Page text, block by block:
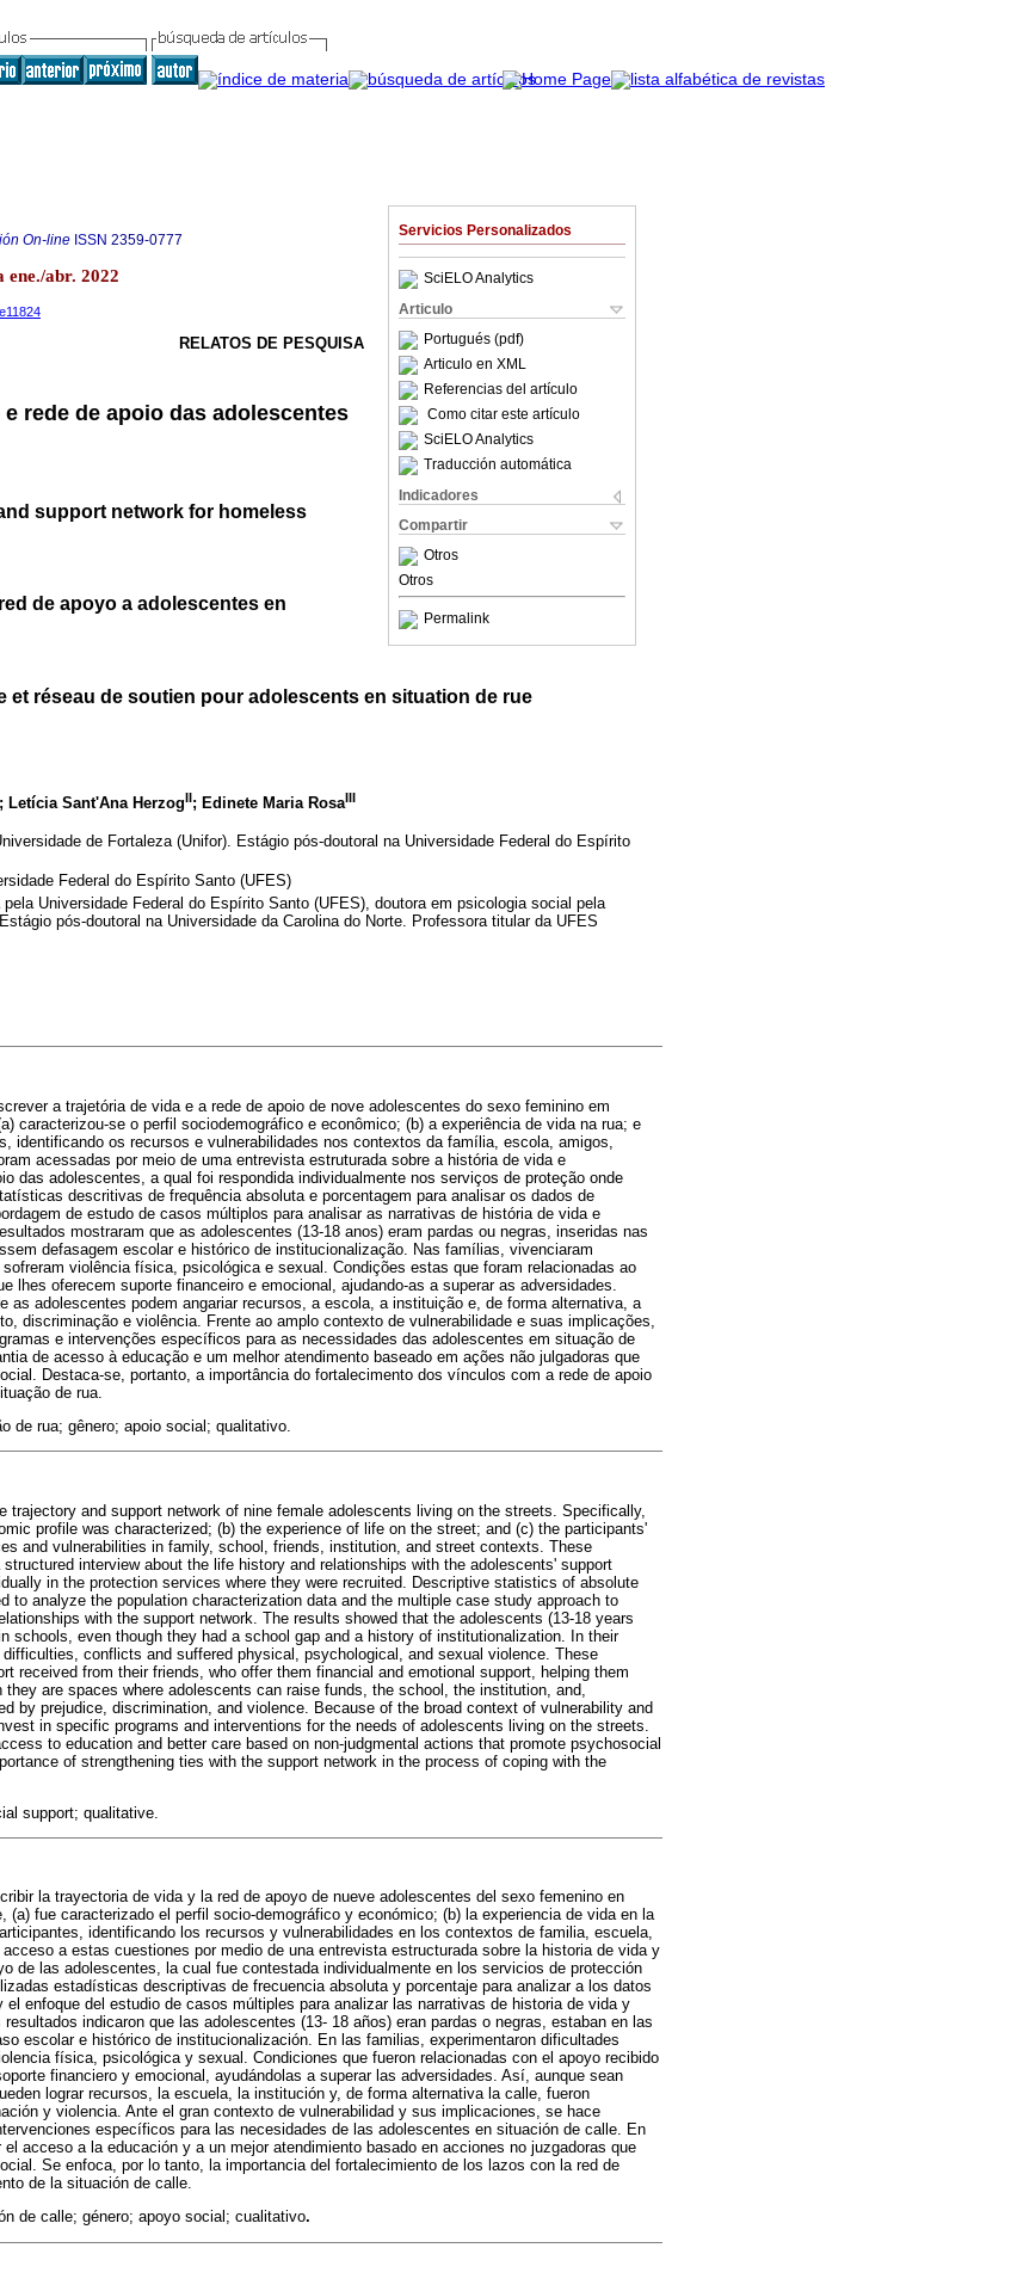
Servicios Personalizados
SciELO Analytics
Articulo
Portugués (pdf)
Articulo en XML
Referencias del artículo
Como citar este artículo
SciELO Analytics
Traducción automática
Indicadores
Compartir
Otros
Otros
Permalink
On-line ISSN 2359-0777
ene./abr. 2022
RELATOS DE PESQUISA
rede de apoio das adolescentes
support network for homeless
de apoyo a adolescentes en
et réseau de soutien pour adolescents en situation de rue
; Letícia Sant'Ana HerzogII; Edinete Maria RosaIII
de Fortaleza (Unifor). Estágio pós-doutoral na Universidade Federal do Espírito
Federal do Espírito Santo (UFES)
Universidade Federal do Espírito Santo (UFES), doutora em psicologia social pela
pós-doutoral na Universidade da Carolina do Norte. Professora titular da UFES
a trajetória de vida e a rede de apoio de nove adolescentes do sexo feminino em
caracterizou-se o perfil sociodemográfico e econômico; (b) a experiência de vida na rua; e
identificando os recursos e vulnerabilidades nos contextos da família, escola, amigos,
acessadas por meio de uma entrevista estruturada sobre a história de vida e
das adolescentes, a qual foi respondida individualmente nos serviços de proteção onde
descritivas de frequência absoluta e porcentagem para analisar os dados de
de estudo de casos múltiplos para analisar as narrativas de história de vida e
mostraram que as adolescentes (13-18 anos) eram pardas ou negras, inseridas nas
defasagem escolar e histórico de institucionalização. Nas famílias, vivenciaram
violência física, psicológica e sexual. Condições estas que foram relacionadas ao
lhes oferecem suporte financeiro e emocional, ajudando-as a superar as adversidades.
as adolescentes podem angariar recursos, a escola, a instituição e, de forma alternativa, a
discriminação e violência. Frente ao amplo contexto de vulnerabilidade e suas implicações,
e intervenções específicos para as necessidades das adolescentes em situação de
de acesso à educação e um melhor atendimento baseado em ações não julgadoras que
Destaca-se, portanto, a importância do fortalecimento dos vínculos com a rede de apoio
de rua.
de rua; gênero; apoio social; qualitativo.
trajectory and support network of nine female adolescents living on the streets. Specifically,
profile was characterized; (b) the experience of life on the street; and (c) the participants'
and vulnerabilities in family, school, friends, institution, and street contexts. These
interview about the life history and relationships with the adolescents' support
in the protection services where they were recruited. Descriptive statistics of absolute
to analyze the population characterization data and the multiple case study approach to
with the support network. The results showed that the adolescents (13-18 years
schools, even though they had a school gap and a history of institutionalization. In their
conflicts and suffered physical, psychological, and sexual violence. These
received from their friends, who offer them financial and emotional support, helping them
are spaces where adolescents can raise funds, the school, the institution, and,
by prejudice, discrimination, and violence. Because of the broad context of vulnerability and
in specific programs and interventions for the needs of adolescents living on the streets.
to education and better care based on non-judgmental actions that promote psychosocial
of strengthening ties with the support network in the process of coping with the
support; qualitative.
la trayectoria de vida y la red de apoyo de nueve adolescentes del sexo femenino en
fue caracterizado el perfil socio-demográfico y económico; (b) la experiencia de vida en la
identificando los recursos y vulnerabilidades en los contextos de familia, escuela,
a estas cuestiones por medio de una entrevista estructurada sobre la historia de vida y
de las adolescentes, la cual fue contestada individualmente en los servicios de protección
estadísticas descriptivas de frecuencia absoluta y porcentaje para analizar a los datos
enfoque del estudio de casos múltiples para analizar las narrativas de historia de vida y
indicaron que las adolescentes (13- 18 años) eran pardas o negras, estaban en las
escolar e histórico de institucionalización. En las familias, experimentaron dificultades
física, psicológica y sexual. Condiciones que fueron relacionadas con el apoyo recibido
financiero y emocional, ayudándolas a superar las adversidades. Así, aunque sean
lograr recursos, la escuela, la institución y, de forma alternativa la calle, fueron
y violencia. Ante el gran contexto de vulnerabilidad y sus implicaciones, se hace
específicos para las necesidades de las adolescentes en situación de calle. En
acceso a la educación y a un mejor atendimiento basado en acciones no juzgadoras que
Se enfoca, por lo tanto, la importancia del fortalecimiento de los lazos con la red de
de la situación de calle.
de calle; género; apoyo social; cualitativo.